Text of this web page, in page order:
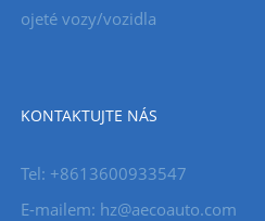
ojeté vozy/vozidla
KONTAKTUJTE NÁS
Tel: +8613600933547
E-mailem: hz@aecoauto.com